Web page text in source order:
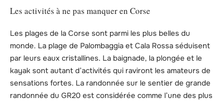
Les activités à ne pas manquer en Corse
Les plages de la Corse sont parmi les plus belles du
monde. La plage de Palombaggia et Cala Rossa séduisent
par leurs eaux cristallines. La baignade, la plongée et le
kayak sont autant d’activités qui raviront les amateurs de
sensations fortes. La randonnée sur le sentier de grande
randonnée du GR20 est considérée comme l’une des plus